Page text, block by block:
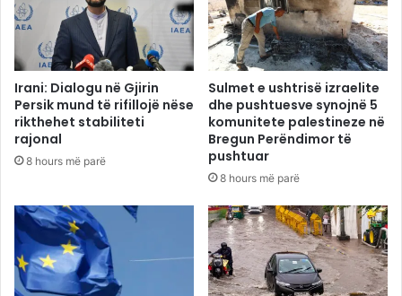
Irani: Dialogu në Gjirin
Persik mund të rifillojë nëse
rikthehet stabiliteti
rajonal
8 hours më parë
Sulmet e ushtrisë izraelite
dhe pushtuesve synojnë 5
komunitete palestineze në
Bregun Perëndimor të
pushtuar
8 hours më parë